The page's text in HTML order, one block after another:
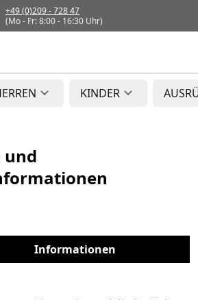
+49 (0)209 - 728 47
(Mo - Fr: 8:00 - 16:30 Uhr)
KINDER
und
Informationen